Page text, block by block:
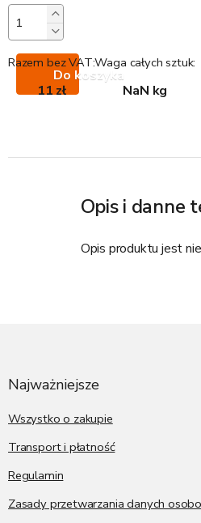
Do koszyka
Waga całych sztuk:
NaN kg
Razem bez VAT:
11 zł
Opis i danne
Opis produktu jest
Najważniejsze
Wszystko o zakupie
Transport i płatność
Regulamin
Zasady przetwarzania danych